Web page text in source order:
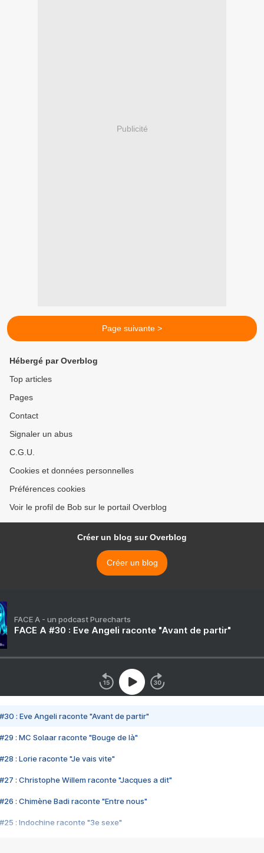
Publicité
Page suivante >
Hébergé par Overblog
Top articles
Pages
Contact
Signaler un abus
C.G.U.
Cookies et données personnelles
Préférences cookies
Voir le profil de Bob sur le portail Overblog
Créer un blog sur Overblog
Créer un blog
FACE A - un podcast Purecharts
FACE A #30 : Eve Angeli raconte "Avant de partir"
#30 : Eve Angeli raconte "Avant de partir"
#29 : MC Solaar raconte "Bouge de là"
#28 : Lorie raconte "Je vais vite"
#27 : Christophe Willem raconte "Jacques a dit"
#26 : Chimène Badi raconte "Entre nous"
#25 : Indochine raconte "3e sexe"